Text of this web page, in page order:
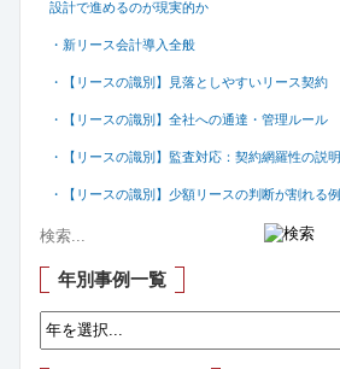
設計で進めるのが現実的か
・新リース会計導入全般
・【リースの識別】見落としやすいリース契約
・【リースの識別】全社への通達・管理ルール
・【リースの識別】監査対応：契約網羅性の説明
・【リースの識別】少額リースの判断が割れる例
年別事例一覧